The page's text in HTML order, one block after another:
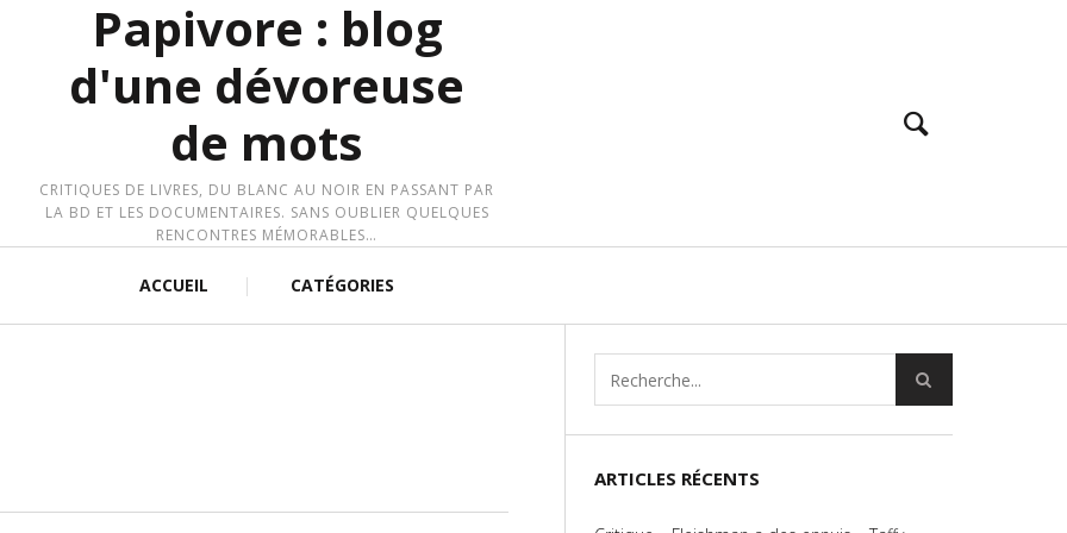
Papivore : blog
d'une dévoreuse
de mots
CRITIQUES DE LIVRES, DU BLANC AU NOIR EN PASSANT PAR
LA BD ET LES DOCUMENTAIRES. SANS OUBLIER QUELQUES
RENCONTRES MÉMORABLES…
ACCUEIL CATÉGORIES
ARTICLES RÉCENTS